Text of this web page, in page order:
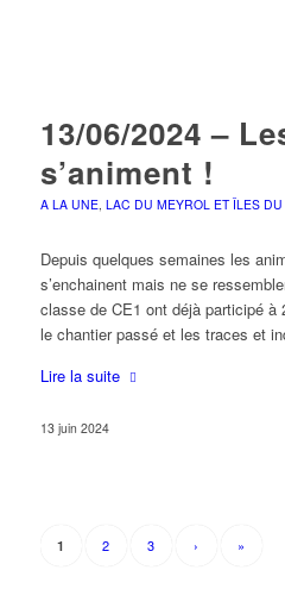
13/06/2024 –
s’animent !
A LA UNE, LAC DU MEYROL ET ÎLES
Depuis quelques semaines les
s’enchainent mais ne se
classe de CE1 ont déjà participé à
le chantier passé et les traces et
Lire la suite
13 juin 2024
1 2 3 › »